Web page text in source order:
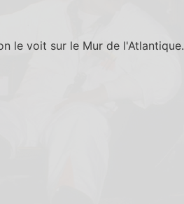
le voit sur le Mur de l'Atlantique.